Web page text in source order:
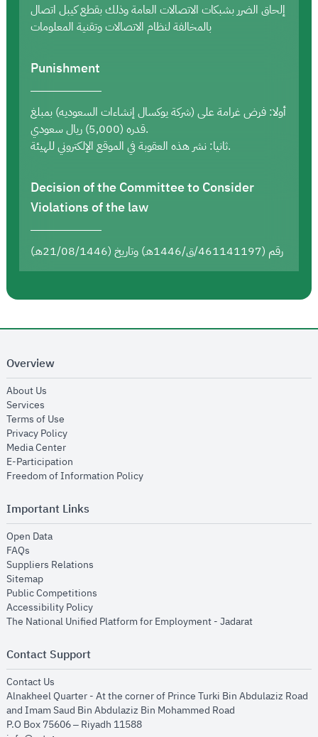
إلحاق الضرر بشبكات الاتصالات العامة وذلك بقطع كيبل اتصال
بالمخالفة لنظام الاتصالات وتقنية المعلومات
Punishment
أولا: فرض غرامة على (شركة يوكسال إنشاءات السعوديه) بمبلغ
قدره (5,000) ريال سعودي.
ثانيا: نشر هذه العقوبة في الموقع الإلكتروني للهيئة.
Decision of the Committee to Consider
Violations of the law
رقم (461141197/ق/1446هـ) وتاريخ (21/08/1446هـ)
Overview
About Us
Services
Terms of Use
Privacy Policyopens in new window
Media Centeropens in new window
E-Participation
Freedom of Information Policyopens in new window
Important Links
Open Dataopens in new window
FAQs
Suppliers Relations
Sitemapopens in new window
Public Competitions
Accessibility Policyopens in new window
The National Unified Platform for Employment - Jadaratopens in new
Contact Support
Contact Us
Alnakheel Quarter - At the corner of Prince Turki Bin Abdulaziz Road
and Imam Saud Bin Abdulaziz Bin Mohammed Road​
P.O Box 75606 – Riyadh 11588